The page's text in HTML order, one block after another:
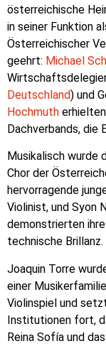
österreichische
in seiner Funktion
Österreichischer
geehrt: Michael
Deutschland) und
Hochmuth
Dachverbands, die
Musikalisch wurde
Chor der
hervorragende
Violinist, und Syon
demonstrierten
technische Brillanz.
Joaquin Torre
einer
Violinspiel und
Institutionen fort,
Reina Sofía und